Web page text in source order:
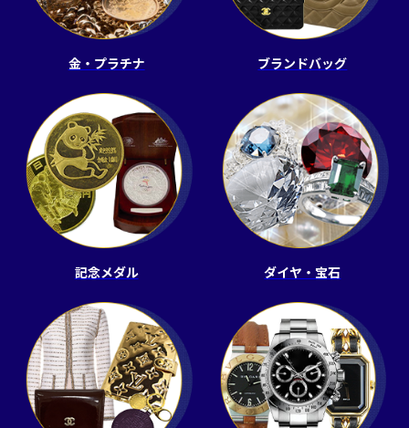
金・プラチナ ブランドバッグ
記念メダル ダイヤ・宝石